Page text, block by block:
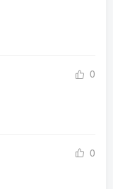
0
0